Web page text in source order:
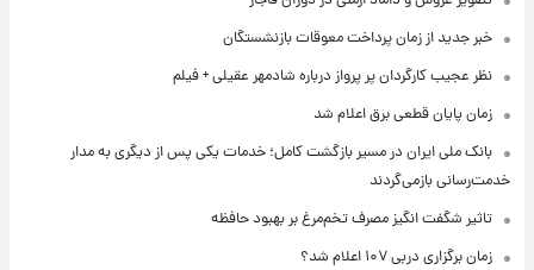
خبر جدید از زمان پرداخت معوقات بازنشستگان
نظر عجیب کارگردان پر پرواز درباره شادمهر عقیلی + فیلم
زمان پایان قطعی برق اعلام شد
بانک ملی ایران در مسیر بازگشت کامل؛ خدمات یکی پس از دیگری به مدار
خدمت‌رسانی بازمی‌گردند
تاثیر شگفت انگیز مصرف تخم‌مرغ بر بهبود حافظه
زمان برگزاری دربی ۱۰۷ اعلام شد؟